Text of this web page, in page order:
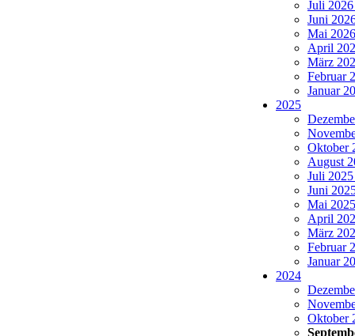
Juli
Juni
Mai
April
März
Februar
Januar
2025
Oktober
August
Juli
Juni
Mai
April
März
Februar
Januar
2024
Oktober